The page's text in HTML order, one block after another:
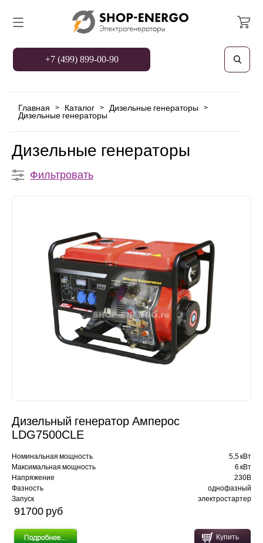
+7 (499) 899-00-90
Главная > Каталог > Дизельные генераторы >
Дизельные генераторы
Дизельные генераторы
Фильтровать
Дизельный генератор Амперос
LDG7500СLE
Номинальная мощность
5,5 кВт
Максимальная мощность
6 кВт
Напряжение
230В
Фазность
однофазный
Запуск
электростартер
91700 pуб
Купить